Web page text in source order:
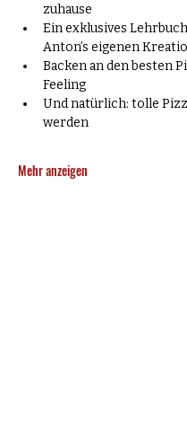
zuhause
Ein exklusives
Anton’s eigenen
Backen an den besten
Feeling
Und natürlich: tolle
werden
Mehr anzeigen